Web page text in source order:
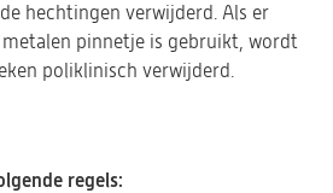
hechtingen verwijderd. Als er
pinnetje is gebruikt, wordt
poliklinisch verwijderd.
regels: